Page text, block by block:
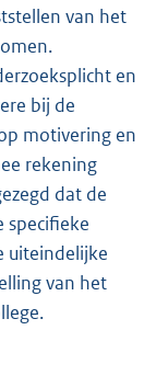
van het
en
bij de
motivering en
rekening
dat de
specifieke
uiteindelijke
van het